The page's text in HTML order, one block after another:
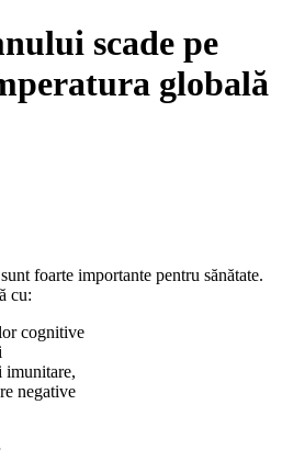
scade pe
globală
foarte importante pentru sănătate.
cu:
cognitive
imunitare,
negative